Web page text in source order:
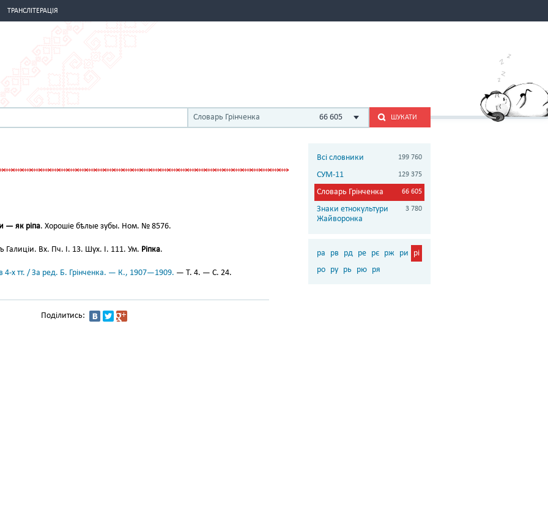
ТРАНСЛІТЕРАЦІЯ
Словарь Грінченка 66 605 ШУКАТИ
— як ріпа. Хорошіе бѣлые зубы. Ном. № 8576.
Галиціи. Вх. Пч. І. 13. Шух. І. 111. Ум. Ріпка.
4-х тт. / За ред. Б. Грінченка. — К., 1907—1909. — Т. 4. — С. 24.
Поділитись:
Всі словники 199 760
СУМ-11 129 375
Словарь Грінченка 66 605
Знаки етнокультури
Жайворонка
3 780
ра рв рд ре рє рж ри
рі
ро ру рь рю ря